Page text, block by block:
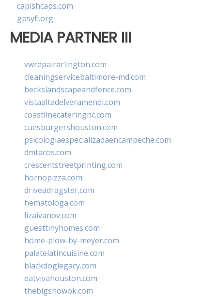
capishcaps.com
gpsyfl.org
MEDIA PARTNER III
vwrepairarlington.com
cleaningservicebaltimore-md.com
beckslandscapeandfence.com
vistaaltadelveramendi.com
coastlinecateringnc.com
cuesburgershouston.com
psicologiaespecializadaencampeche.com
dmtacos.com
crescentstreetprinting.com
hornopizza.com
driveadragster.com
hematologa.com
lizaivanov.com
guesttinyhomes.com
home-plow-by-meyer.com
palatelatincuisine.com
blackdoglegacy.com
eatvivahouston.com
thebigshowok.com